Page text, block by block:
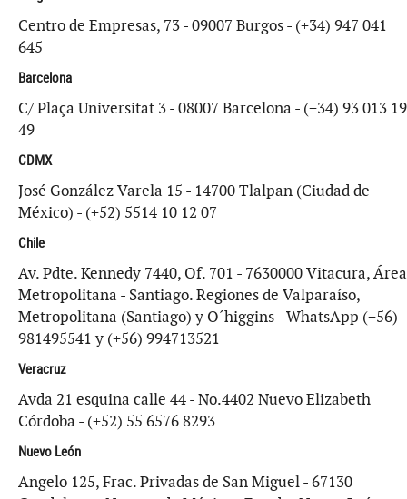
Centro de Empresas, 73 - 09007 Burgos - (+34) 947 041
645
Barcelona
C/ Plaça Universitat 3 - 08007 Barcelona - (+34) 93 013 19
49
CDMX
José González Varela 15 - 14700 Tlalpan (Ciudad de
México) - (+52) 5514 10 12 07
Chile
Av. Pdte. Kennedy 7440, Of. 701 - 7630000 Vitacura, Área
Metropolitana - Santiago. Regiones de Valparaíso,
Metropolitana (Santiago) y O´higgins - WhatsApp (+56)
981495541 y (+56) 994713521
Veracruz
Avda 21 esquina calle 44 - No.4402 Nuevo Elizabeth
Córdoba - (+52) 55 6576 8293
Nuevo León
Angelo 125, Frac. Privadas de San Miguel - 67130